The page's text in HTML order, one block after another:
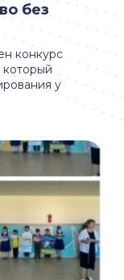
конкурс
который
у
без